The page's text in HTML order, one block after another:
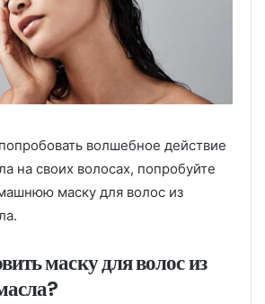
волшебное действие
на своих волосах, попробуйте
маску для волос из
маску для волос из